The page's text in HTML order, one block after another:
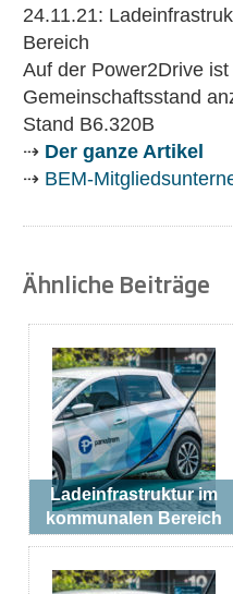
24.11.21:
Bereich
Auf der Power2Drive
Gemeinschaftsstand
Stand B6.320B
⇢ Der ganze Artikel
⇢ BEM-
Ähnliche Beiträge
Ladeinfrastruktur im
kommunalen Bereich